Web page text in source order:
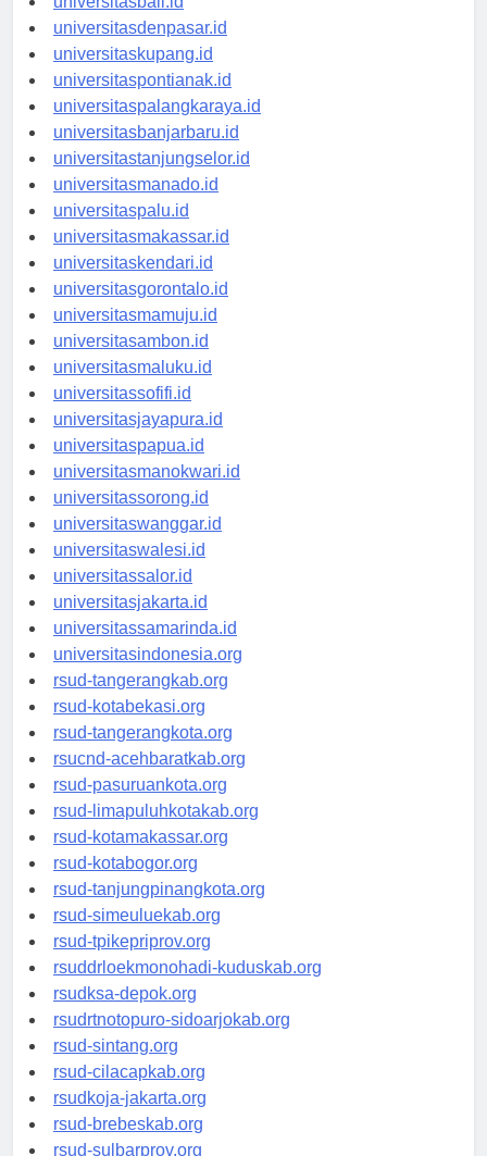
universitasbali.id
universitasdenpasar.id
universitaskupang.id
universitaspontianak.id
universitaspalangkaraya.id
universitasbanjarbaru.id
universitastanjungselor.id
universitasmanado.id
universitaspalu.id
universitasmakassar.id
universitaskendari.id
universitasgorontalo.id
universitasmamuju.id
universitasambon.id
universitasmaluku.id
universitassofifi.id
universitasjayapura.id
universitaspapua.id
universitasmanokwari.id
universitassorong.id
universitaswanggar.id
universitaswalesi.id
universitassalor.id
universitasjakarta.id
universitassamarinda.id
universitasindonesia.org
rsud-tangerangkab.org
rsud-kotabekasi.org
rsud-tangerangkota.org
rsucnd-acehbaratkab.org
rsud-pasuruankota.org
rsud-limapuluhkotakab.org
rsud-kotamakassar.org
rsud-kotabogor.org
rsud-tanjungpinangkota.org
rsud-simeuluekab.org
rsud-tpikepriprov.org
rsuddrloekmonohadi-kuduskab.org
rsudksa-depok.org
rsudrtnotopuro-sidoarjokab.org
rsud-sintang.org
rsud-cilacapkab.org
rsudkoja-jakarta.org
rsud-brebeskab.org